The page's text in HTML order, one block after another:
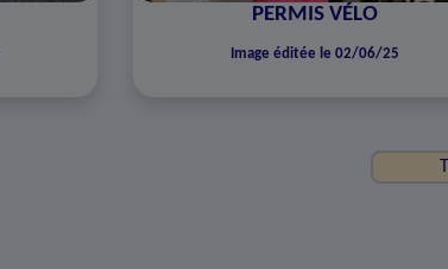
PERMIS VÉLO
Image éditée le 02/06/25